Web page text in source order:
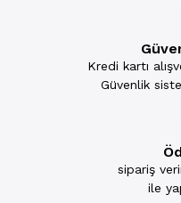
Kredi kartı
Güvenlik
sipariş
ile